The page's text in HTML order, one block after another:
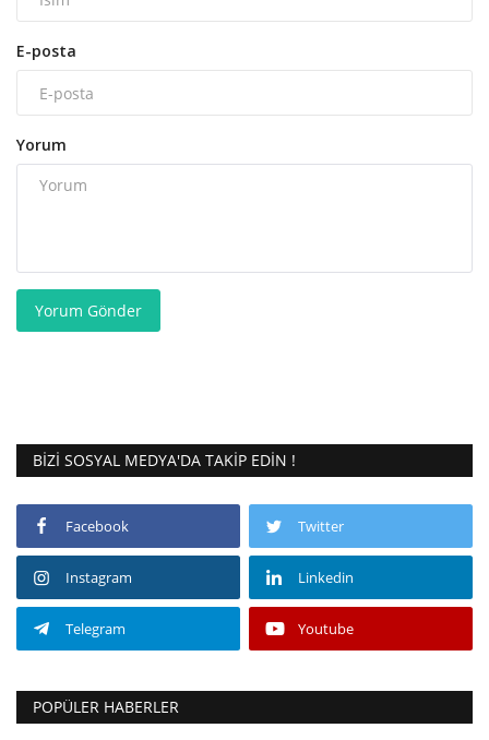
E-posta
Yorum
Yorum Gönder
BIZI SOSYAL MEDYA'DA TAKIP EDIN !
Facebook Twitter
Instagram Linkedin
Telegram Youtube
POPÜLER HABERLER